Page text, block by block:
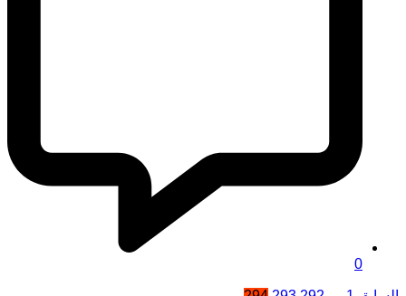
0